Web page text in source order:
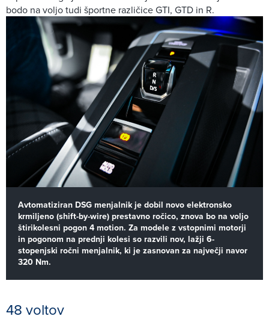
bodo na voljo tudi športne različice GTI, GTD in R.
Avtomatiziran DSG menjalnik je dobil novo elektronsko
krmiljeno (shift-by-wire) prestavno ročico, znova bo na voljo
štirikolesni pogon 4 motion. Za modele z vstopnimi motorji
in pogonom na prednji kolesi so razvili nov, lažji 6-
stopenjski ročni menjalnik, ki je zasnovan za največji navor
320 Nm.
48 voltov